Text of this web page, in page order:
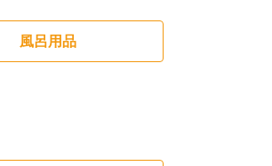
風呂用品